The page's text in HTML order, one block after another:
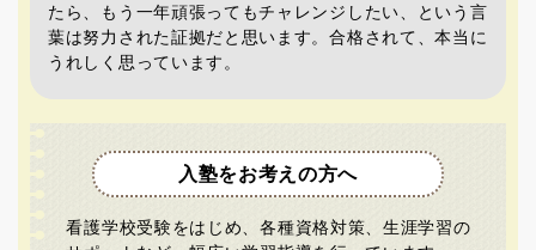
たら、もう一年頑張ってもチャレンジしたい、という言
葉は努力された証拠だと思います。合格されて、本当に
うれしく思っています。
入塾をお考えの方へ
看護学校受験をはじめ、各種資格対策、生涯学習の